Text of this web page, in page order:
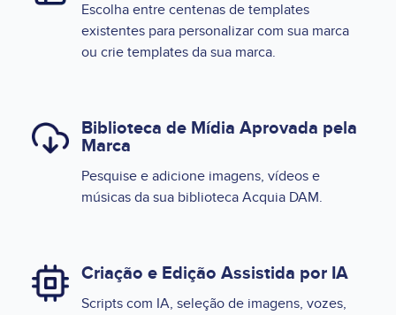
Escolha entre centenas de templates
existentes para personalizar com sua marca
ou crie templates da sua marca.
Biblioteca de Mídia Aprovada pela
Marca
Pesquise e adicione imagens, vídeos e
músicas da sua biblioteca Acquia DAM.
Criação e Edição Assistida por IA
Scripts com IA, seleção de imagens, vozes,